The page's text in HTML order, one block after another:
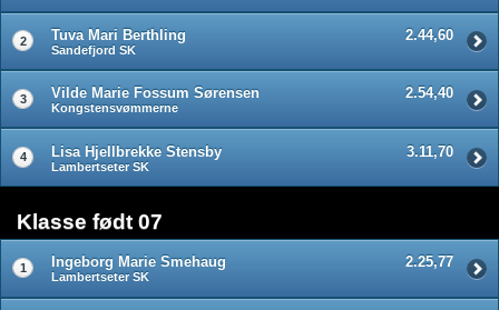
2 Tuva Mari Berthling
Sandefjord SK
2.44,60
3 Vilde Marie Fossum Sørensen
Kongstensvømmerne
2.54,40
4 Lisa Hjellbrekke Stensby
Lambertseter SK
3.11,70
Klasse født 07
1 Ingeborg Marie Smehaug
Lambertseter SK
2.25,77